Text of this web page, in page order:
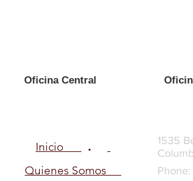
Oficina Central
Inicio .
Quienes Somos
1535